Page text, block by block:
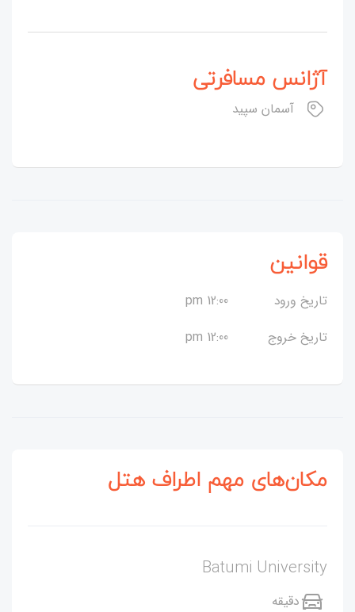
آژانس مسافرتی
آسمان سپید
قوانین
تاریخ ورود
12:00 pm
تاریخ خروج
12:00 pm
مکان‌های مهم اطراف هتل
Batumi University
دقیقه